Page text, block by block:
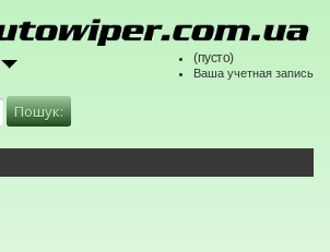
(пусто)
Ваша учетная запись